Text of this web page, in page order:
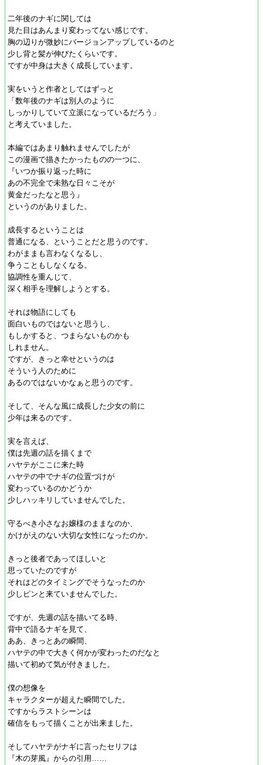
二年後のナギに関しては
見た目はあんまり変わってない感じです。
胸の辺りが微妙にバージョンアップしているのと
少し背と髪が伸びたくらいです。
ですが中身は大きく成長しています。
実をいうと作者としてはずっと
「数年後のナギは別人のように
しっかりしていて立派になっているだろう」
と考えていました。
本編ではあまり触れませんでしたが
この漫画で描きたかったものの一つに、
『いつか振り返った時に
あの不完全で未熟な日々こそが
黄金だったなと思う』
というのがありました。
成長するということは
普通になる、ということだと思うのです。
わがままも言わなくなるし、
争うこともしなくなる。
協調性を重んじて、
深く相手を理解しようとする。
それは物語にしても
面白いものではないと思うし、
もしかすると、つまらないものかも
しれません。
ですが、きっと幸せというのは
そういう人のために
あるのではないかなぁと思うのです。
そして、そんな風に成長した少女の前に
少年は来るのです。
実を言えば、
僕は先週の話を描くまで
ハヤテがここに来た時
ハヤテの中でナギの位置づけが
変わっているのかどうか
少しハッキリしていませんでした。
守るべき小さなお嬢様のままなのか、
かけがえのない大切な女性になったのか。
きっと後者であってほしいと
思っていたのですが
それはどのタイミングでそうなったのか
少しピンと来ていませんでした。
ですが、先週の話を描いてる時、
背中で語るナギを見て、
ああ、きっとあの瞬間、
ハヤテの中で大きく何かが変わったのだなと
描いて初めて気が付きました。
僕の想像を
キャラクターが超えた瞬間でした。
ですからラストシーンは
確信をもって描くことが出来ました。
そしてハヤテがナギに言ったセリフは
『木の芽風』からの引用……